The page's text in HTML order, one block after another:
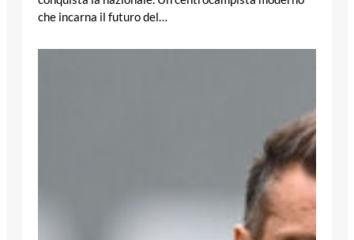
che incarna il futuro del…